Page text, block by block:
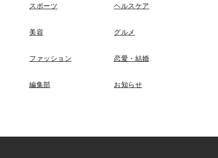
スポーツ ヘルスケア
美容 グルメ
ファッション 恋愛・結婚
編集部 お知らせ